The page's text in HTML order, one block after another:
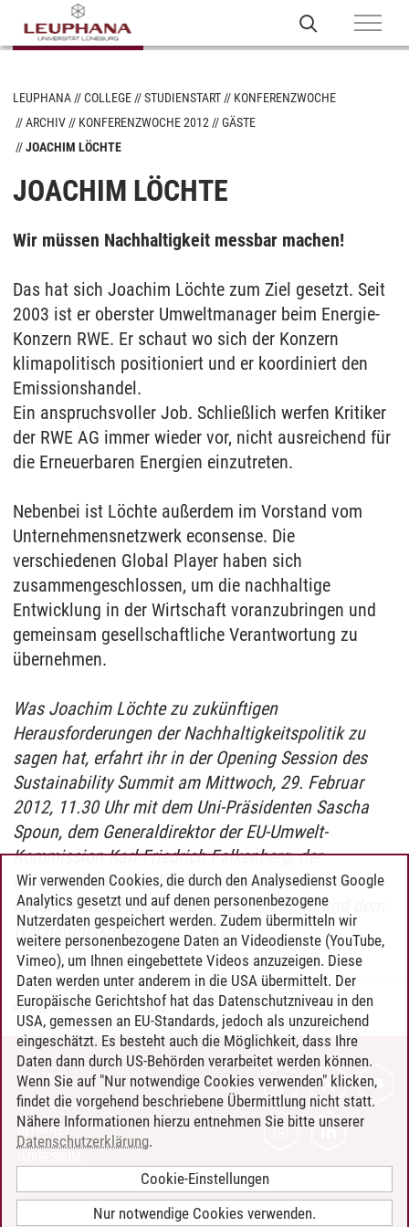
LEUPHANA COLLEGE STUDIENSTART
KONFERENZWOCHE
ARCHIV
KONFERENZWOCHE 2012
GÄSTE
JOACHIM LÖCHTE
JOACHIM LÖCHTE
Wir müssen Nachhaltigkeit messbar machen!
Das hat sich Joachim Löchte zum Ziel gesetzt. Seit
2003 ist er oberster Umweltmanager beim Energie-
Konzern RWE. Er schaut wo sich der Konzern
klimapolitisch positioniert und er koordiniert den
Emissionshandel.
Ein anspruchsvoller Job. Schließlich werfen Kritiker
der RWE AG immer wieder vor, nicht ausreichend für
die Erneuerbaren Energien einzutreten.
Nebenbei ist Löchte außerdem im Vorstand vom
Unternehmensnetzwerk econsense. Die
verschiedenen Global Player haben sich
zusammengeschlossen, um die nachhaltige
Entwicklung in der Wirtschaft voranzubringen und
gemeinsam gesellschaftliche Verantwortung zu
übernehmen.
Was Joachim Löchte zu zukünftigen
Herausforderungen der Nachhaltigkeitspolitik zu
sagen hat, erfahrt ihr in der Opening Session des
Sustainability Summit am Mittwoch, 29. Februar
2012, 11.30 Uhr mit dem Uni-Präsidenten Sascha
Spoun, dem Generaldirektor der EU-Umwelt-
Kommission Karl-Friedrich Falkenberg, der
Ehrenvorsitzenden des Bundes für Umwelt und
Naturschutz DeutschlandAngelika Zahrntund dem
WachstumskritikerTim Jackson.
Konferenzwoche/21.01.2016
KONTAKT
LEUPHANA ALS ARBEITGEBER
INTRANET
BARRIEREFREIHEIT
Wir verwenden Cookies, die durch den Analysedienst Google
Analytics gesetzt und auf denen personenbezogene
Nutzerdaten gespeichert werden. Zudem übermitteln wir
weitere personenbezogene Daten an Videodienste (YouTube,
Vimeo), um Ihnen eingebettete Videos anzuzeigen. Diese
Daten werden unter anderem in die USA übermittelt. Der
Europäische Gerichtshof hat das Datenschutzniveau in den
USA, gemessen an EU-Standards, jedoch als unzureichend
eingeschätzt. Es besteht auch die Möglichkeit, dass Ihre
Daten dann durch US-Behörden verarbeitet werden können.
Wenn Sie auf "Nur notwendige Cookies verwenden" klicken,
findet die vorgehend beschriebene Übermittlung nicht statt.
Nähere Informationen hierzu entnehmen Sie bitte unserer
Datenschutzerklärung.
Cookie-Einstellungen
Nur notwendige Cookies verwenden.